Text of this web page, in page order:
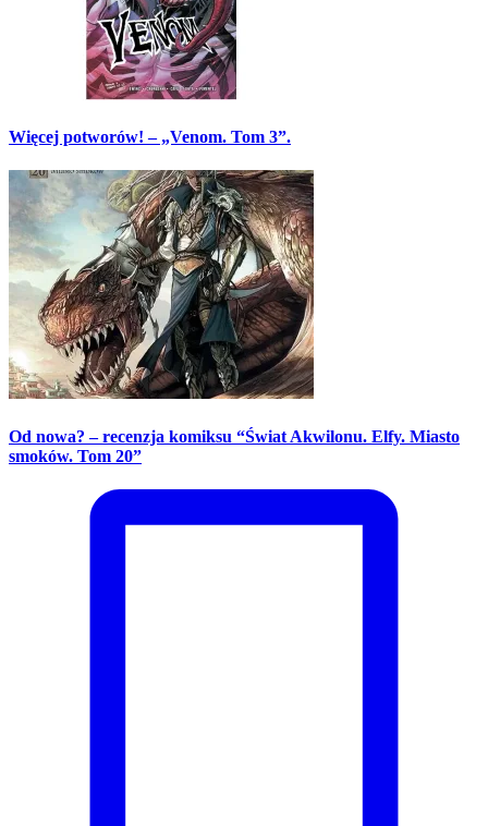
Więcej potworów! – „Venom. Tom 3”.
Od nowa? – recenzja komiksu “Świat Akwilonu. Elfy. Miasto
smoków. Tom 20”